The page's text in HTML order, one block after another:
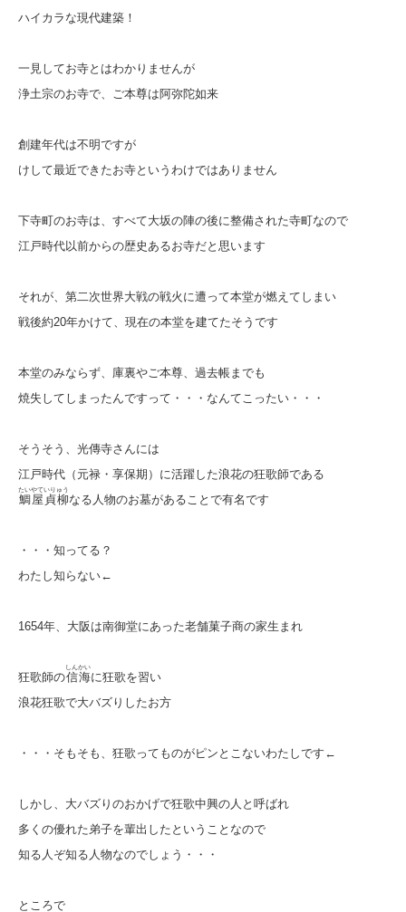
ハイカラな現代建築！
一見してお寺とはわかりませんが
浄土宗のお寺で、ご本尊は阿弥陀如来
創建年代は不明ですが
けして最近できたお寺というわけではありません
下寺町のお寺は、すべて大坂の陣の後に整備された寺町なので
江戸時代以前からの歴史あるお寺だと思います
それが、第二次世界大戦の戦火に遭って本堂が燃えてしまい
戦後約20年かけて、現在の本堂を建てたそうです
本堂のみならず、庫裏やご本尊、過去帳までも
焼失してしまったんですって・・・なんてこったい・・・
そうそう、光傳寺さんには
江戸時代（元禄・享保期）に活躍した浪花の狂歌師である
鯛屋貞柳
たいやていりゅう
なる人物のお墓があることで有名です
・・・知ってる？
わたし知らない←
1654年、大阪は南御堂にあった老舗菓子商の家生まれ
狂歌師の信海
しんかい
に狂歌を習い
浪花狂歌で大バズりしたお方
・・・そもそも、狂歌ってものがピンとこないわたしです←
しかし、大バズりのおかげで狂歌中興の人と呼ばれ
多くの優れた弟子を輩出したということなので
知る人ぞ知る人物なのでしょう・・・
ところで